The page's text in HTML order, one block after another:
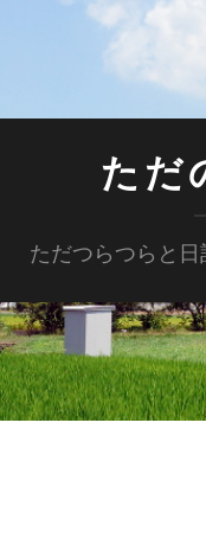
ただ
ただつらつらと日